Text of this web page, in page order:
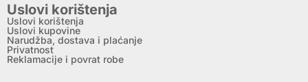
Uslovi korištenja
Uslovi korištenja
Uslovi kupovine
Narudžba, dostava i plaćanje
Privatnost
Reklamacije i povrat robe